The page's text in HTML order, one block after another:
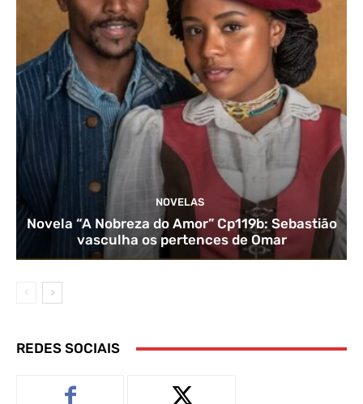
NOVELAS
Novela “A Nobreza do Amor” Cp119b: Sebastião
vasculha os pertences de Omar
REDES SOCIAIS